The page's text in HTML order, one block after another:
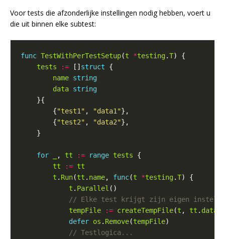
Voor tests die afzonderlijke instellingen nodig hebben, voert u
die uit binnen elke subtest:
func TestWithPerTestSetup(t *testing.T
tests
:= [] struct
name string
data string
        {
"test1" , "data1"
        {
"test2" , "data2"
for , tt := range tests
tt
:= tt
t . Run(tt . name, func(t *testing.T
t . Parallel
tempFile := createTempFile(t , tt . data
defer os . Remove(tempFile